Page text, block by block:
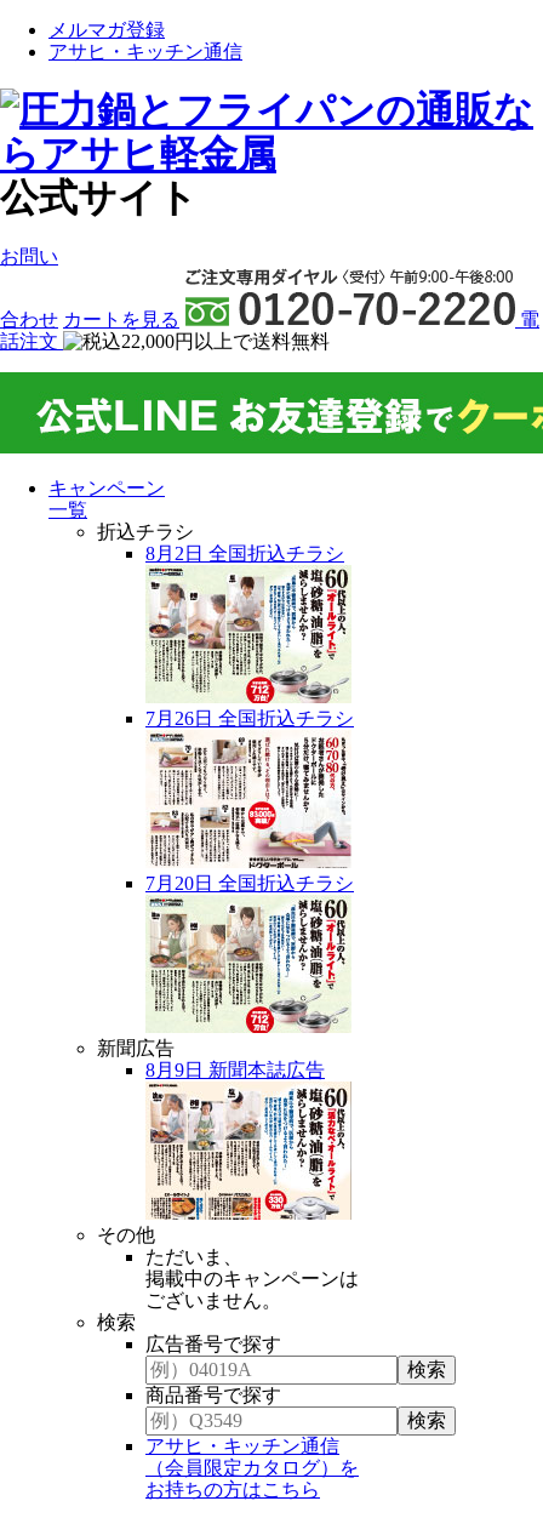
メルマガ登録
アサヒ・キッチン通信
公式サイト
お問い
合わせ カート を見る
電
話注文
キャンペーン
一覧
折込チラシ
8月2日 全国折込チラシ
7月26日 全国折込チラシ
7月20日 全国折込チラシ
新聞広告
8月9日 新聞本誌広告
その他
ただいま、
掲載中のキャンペーンは
ございません。
検索
広告番号で探す
商品番号で探す
アサヒ・キッチン通信
（会員限定カタログ）を
お持ちの方はこちら